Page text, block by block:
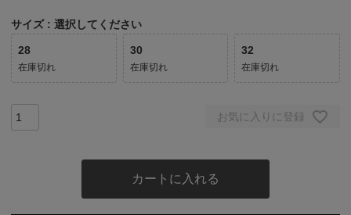
サイズ 選択してください
28
在庫切れ
30
在庫切れ
32
在庫切れ
お気に入りに登録
カートに入れる